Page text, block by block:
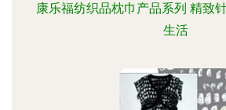
康乐福纺织品枕巾产品系列 精致
生活